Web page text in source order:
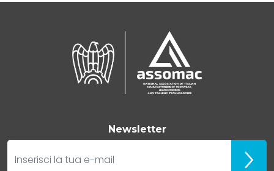
Newsletter
E-mail
Iscriviti